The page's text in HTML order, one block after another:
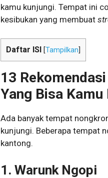
kamu kunjungi. Tempat ini
kesibukan yang membuat
Daftar ISI [Tampilkan
13
Yang Bisa Kamu
Ada banyak tempat
kunjungi. Beberapa tempat
kantong.
1. Warunk Ngopi